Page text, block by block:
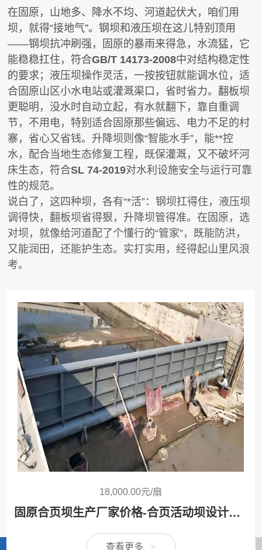
在固原，山地多、降水不均、河道起伏大，咱们用
坝，就得“接地气”。钢坝和液压坝在这儿特别顶用
——钢坝抗冲刷强，固原的暴雨来得急，水流猛，它
能稳稳扛住，符合GB/T 14173-2008中对结构稳定性
的要求；液压坝操作灵活，一按按钮就能调水位，适
合固原山区小水电站或灌溉渠口，省时省力。翻板坝
更聪明，没水时自动立起，有水就翻下，靠自重调
节，不用电，特别适合固原那些偏远、电力不足的村
寨，省心又省钱。升降坝则像“智能水手”，能**控
水，配合当地生态修复工程，既保灌溉，又不破坏河
床生态，符合SL 74-2019对水利设施安全与运行可靠
性的规范。
说白了，这四种坝，各有“*活”：钢坝扛得住，液压坝
调得快，翻板坝省得狠，升降坝管得准。在固原，选
对坝，就像给河道配了个懂行的“管家”，既能防洪，
又能润田，还能护生态。实打实用，经得起山里风浪
考。
18,000.00元/扇
固原合页坝生产厂家价格-合页活动坝设计安装方案定制
查看更多 >